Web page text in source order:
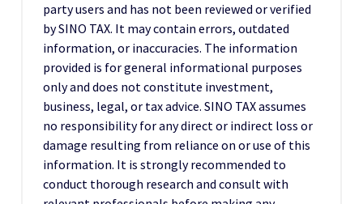
party users and has not been reviewed or verified
by SINO TAX. It may contain errors, outdated
information, or inaccuracies. The information
provided is for general informational purposes
only and does not constitute investment,
business, legal, or tax advice. SINO TAX assumes
no responsibility for any direct or indirect loss or
damage resulting from reliance on or use of this
information. It is strongly recommended to
conduct thorough research and consult with